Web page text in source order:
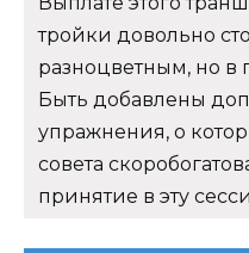
тройки довольно
разноцветным, но в
Быть добавлены
упражнения, о
совета
принятие в эту